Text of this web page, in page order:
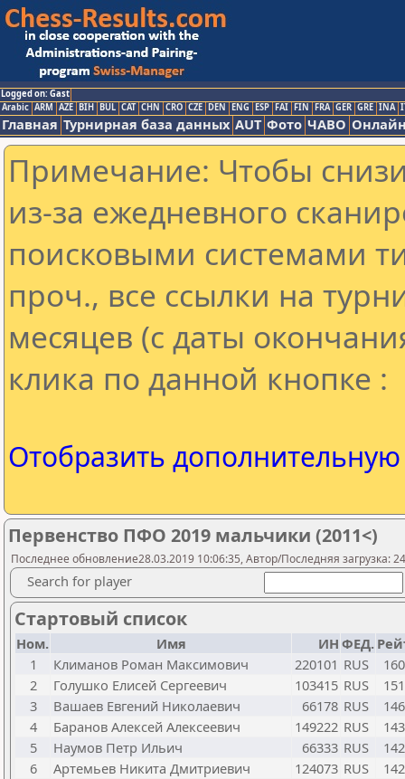
Logged on: Gast
Arabic ARM AZE BIH BUL CAT CHN CRO CZE DEN ENG ESP FAI FIN FRA GER GRE INA
Главная Турнирная база данных AUT Фото ЧАВО
Примечание: Чтобы
из-за ежедневного
поисковыми системами
проч., все ссылки на
месяцев (с даты
клика по данной кнопке :
Отобразить
Первенство ПФО 2019 мальчики (2011<)
Последнее обновление28.03.2019 10:06:35, Автор/Последняя загрузка:
Search for player
Стартовый список
Ном. Имя ИН ФЕД.
1
Климанов Роман Максимович 220101 RUS
2
Голушко Елисей Сергеевич 103415 RUS
3
Вашаев Евгений Николаевич 66178 RUS
4
Баранов Алексей Алексеевич 149222 RUS
5
Наумов Петр Ильич 66333 RUS
6
Артемьев Никита Дмитриевич 124073 RUS